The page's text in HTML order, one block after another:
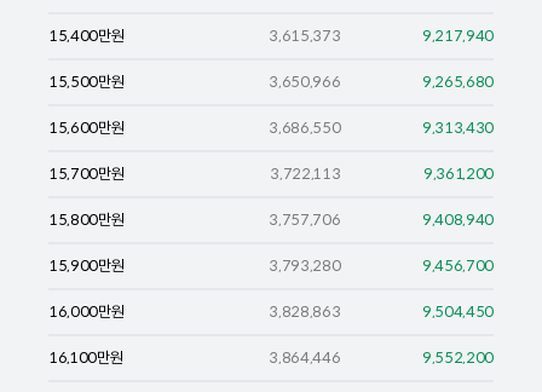
15,400만원 3,615,373 9,217,940
15,500만원 3,650,966 9,265,680
15,600만원 3,686,550 9,313,430
15,700만원 3,722,113 9,361,200
15,800만원 3,757,706 9,408,940
15,900만원 3,793,280 9,456,700
16,000만원 3,828,863 9,504,450
16,100만원 3,864,446 9,552,200